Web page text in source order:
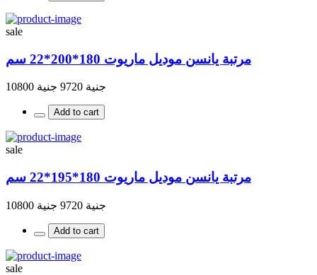
sale
مرتبة يانسن موديل ماريوت 180*200*22 سم
جنية 9720 جنية 10800
Add to cart
sale
مرتبة يانسن موديل ماريوت 180*195*22 سم
جنية 9720 جنية 10800
Add to cart
sale